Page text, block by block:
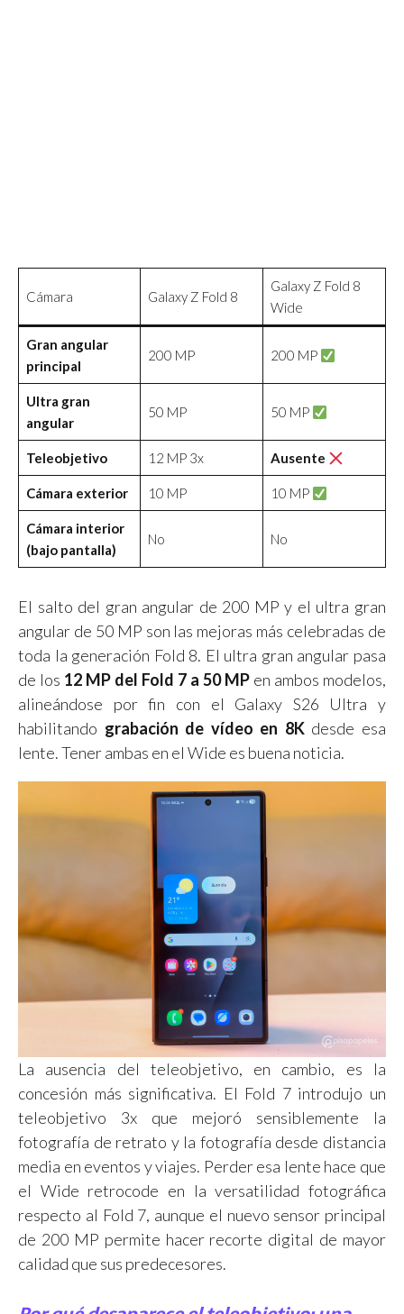
Cámara Galaxy Z Fold 8
Galaxy Z Fold 8
Wide
Gran angular
principal
200 MP 200 MP
Ultra gran
angular
50 MP 50 MP
Teleobjetivo 12 MP 3x Ausente
Cámara exterior 10 MP 10 MP
Cámara interior
(bajo pantalla)
No No
El salto del gran angular de 200 MP y el ultra gran
angular de 50 MP son las mejoras más celebradas de
toda la generación Fold 8. El ultra gran angular pasa
de los 12 MP del Fold 7 a 50 MP en ambos modelos,
alineándose por fin con el Galaxy S26 Ultra y
habilitando grabación de vídeo en 8Kdesde esa
lente. Tener ambas en el Wide es buena noticia.
La ausencia del teleobjetivo, en cambio, es la
concesión más significativa. El Fold 7 introdujo un
teleobjetivo 3x que mejoró sensiblemente la
fotografía de retrato y la fotografía desde distancia
media en eventos y viajes. Perder esa lente hace que
el Wide retrocode en la versatilidad fotográfica
respecto al Fold 7, aunque el nuevo sensor principal
de 200 MP permite hacer recorte digital de mayor
calidad que sus predecesores.